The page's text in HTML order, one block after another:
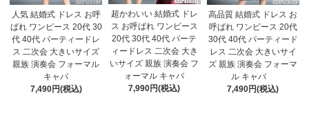
人気 結婚式 ドレス お呼
ばれ ワンピース 20代 30
代 40代 パーティードレ
ス 二次会 大きいサイズ
親族 演奏会 フォーマル
キャバ
7,490円(税込)
超かわいい 結婚式 ドレ
ス お呼ばれ ワンピース
20代 30代 40代 パーテ
ィードレス 二次会 大き
いサイズ 親族 演奏会 フ
ォーマル キャバ
7,990円(税込)
高品質 結婚式 ドレス お
呼ばれ ワンピース 20代
30代 40代 パーティード
レス 二次会 大きいサイ
ズ 親族 演奏会 フォーマ
ル キャバ
7,490円(税込)